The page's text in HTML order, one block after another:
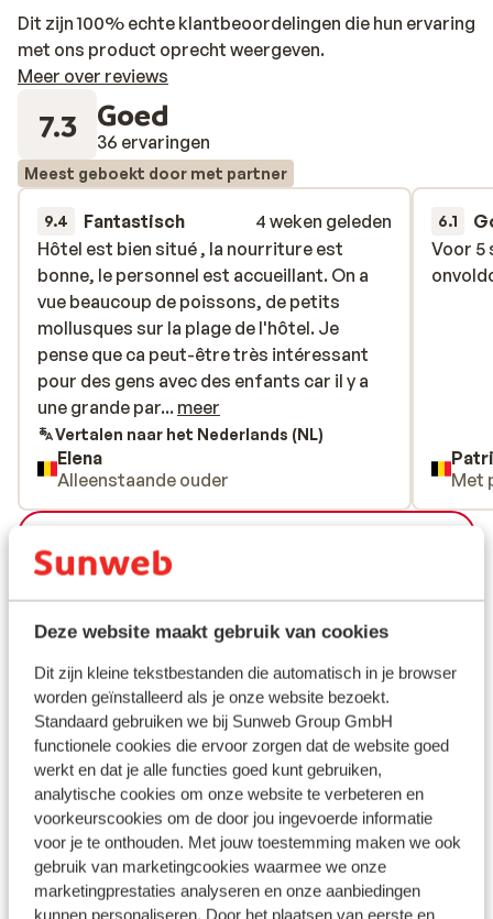
Deze website maakt gebruik van cookies
Dit zijn kleine tekstbestanden die automatisch in je browser
worden geïnstalleerd als je onze website bezoekt.
Standaard gebruiken we bij Sunweb Group GmbH
functionele cookies die ervoor zorgen dat de website goed
werkt en dat je alle functies goed kunt gebruiken,
analytische cookies om onze website te verbeteren en
voorkeurscookies om de door jou ingevoerde informatie
voor je te onthouden. Met jouw toestemming maken we ook
gebruik van marketingcookies waarmee we onze
marketingprestaties analyseren en onze aanbiedingen
kunnen personaliseren. Door het plaatsen van eerste en
Dit zijn 100% echte klantbeoordelingen die hun ervaring
met ons product oprecht weergeven.
Meer over reviews
7.3 Goed
36 ervaringen
Meest geboekt door met partner
9.4 Fantastisch
4 weken geleden
Hôtel est bien situé , la nourriture est
bonne, le personnel est accueillant. On a
vue beaucoup de poissons, de petits
mollusques sur la plage de l'hôtel. Je
pense que ca peut-être très intéressant
pour des gens avec des enfants car il y a
une grande partie de la plage où la mer
n'est pas profonde. On a une belle vue que
les avions et les bateaux. Il y a un petit
supermarché à côté de l'hôtel et un arrêt
de bus pour aller dans le centre de Corfou.
Hôtel est bien situé , la nourriture est
bonne, le personnel est accueillant. On a
vue beaucoup de poissons, de petits
mollusques sur la plage de l'hôtel. Je
pense que ca peut-être très intéressant
pour des gens avec des enfants car il y a
une grande par... meer
Vertalen naar het Nederlands (NL)
Elena
Alleenstaande ouder
6.1
Voor 5
Voor 5
Met
Ligging
Bekijk op kaart
In de buurt
Strand: 40 m
Centrum Corfu stad: 4 km
Oude centrum: 4 km